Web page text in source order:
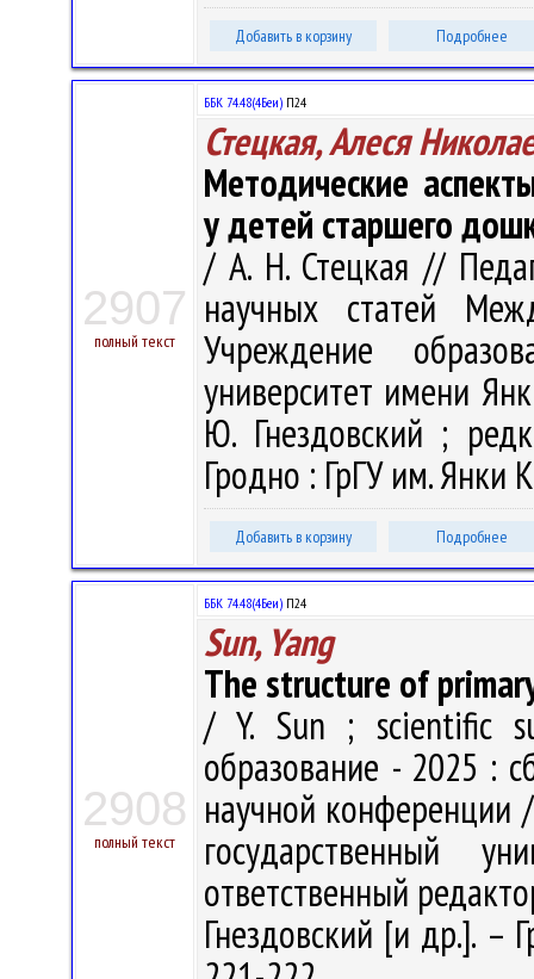
Добавить в корзину Подробнее
2907
полный текст
ББК 74.48(4Беи) П24
Стецкая, Алеся
Методические
у детей старшего
/ А. Н. Стецкая //
научных статей
Учреждение
университет имени
Ю. Гнездовский ;
Гродно : ГрГУ им. Янки
Добавить в корзину Подробнее
2908
полный текст
ББК 74.48(4Беи) П24
Sun, Yang
The structure of
/ Y. Sun ; scientific
образование - 2025 :
научной конференции
государственный
ответственный
Гнездовский [и др.]. –